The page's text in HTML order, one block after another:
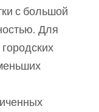
с большой
Для